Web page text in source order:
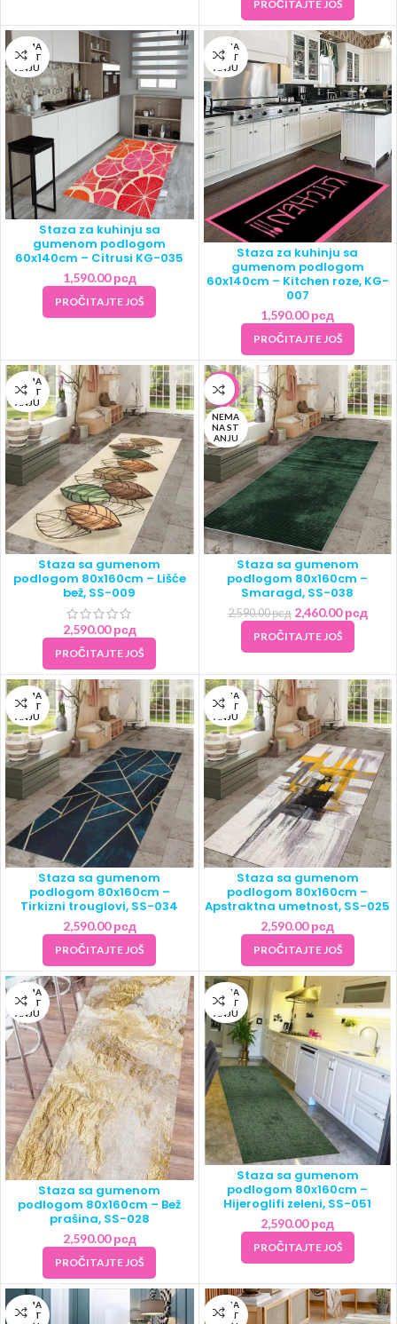
PROČITAJTE JOŠ
NEMA
NA ST
ANJU
Staza za kuhinju sa
gumenom podlogom
60x140cm – Citrusi KG-035
1,590.00рсд
PROČITAJTE JOŠ
NEMA
NA ST
ANJU
Staza za kuhinju sa
gumenom podlogom
60x140cm – Kitchen roze, KG-
007
1,590.00рсд
PROČITAJTE JOŠ
NEMA
NA ST
ANJU
Staza sa gumenom
podlogom 80x160cm – Lišće
bež, SS-009
2,590.00рсд
PROČITAJTE JOŠ
-5%
NEMA
NA ST
ANJU
Staza sa gumenom
podlogom 80x160cm –
Smaragd, SS-038
2,590.00рсд 2,460.00рсд
PROČITAJTE JOŠ
NEMA
NA ST
ANJU
Staza sa gumenom
podlogom 80x160cm –
Tirkizni trouglovi, SS-034
2,590.00рсд
PROČITAJTE JOŠ
NEMA
NA ST
ANJU
Staza sa gumenom
podlogom 80x160cm –
Apstraktna umetnost, SS-025
2,590.00рсд
PROČITAJTE JOŠ
NEMA
NA ST
ANJU
Staza sa gumenom
podlogom 80x160cm – Bež
prašina, SS-028
2,590.00рсд
PROČITAJTE JOŠ
NEMA
NA ST
ANJU
Staza sa gumenom
podlogom 80x160cm –
Hijeroglifi zeleni, SS-051
2,590.00рсд
PROČITAJTE JOŠ
NEMA
NA ST
NEMA
NA ST